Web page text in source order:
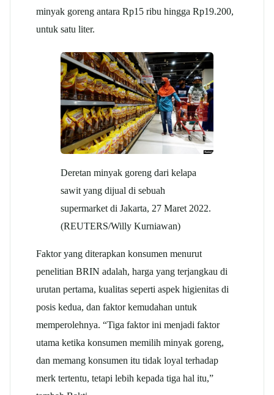
minyak goreng antara Rp15 ribu hingga Rp19.200,
untuk satu liter.
Deretan minyak goreng dari kelapa
sawit yang dijual di sebuah
supermarket di Jakarta, 27 Maret 2022.
(REUTERS/Willy Kurniawan)
Faktor yang diterapkan konsumen menurut
penelitian BRIN adalah, harga yang terjangkau di
urutan pertama, kualitas seperti aspek higienitas di
posis kedua, dan faktor kemudahan untuk
memperolehnya. “Tiga faktor ini menjadi faktor
utama ketika konsumen memilih minyak goreng,
dan memang konsumen itu tidak loyal terhadap
merk tertentu, tetapi lebih kepada tiga hal itu,”